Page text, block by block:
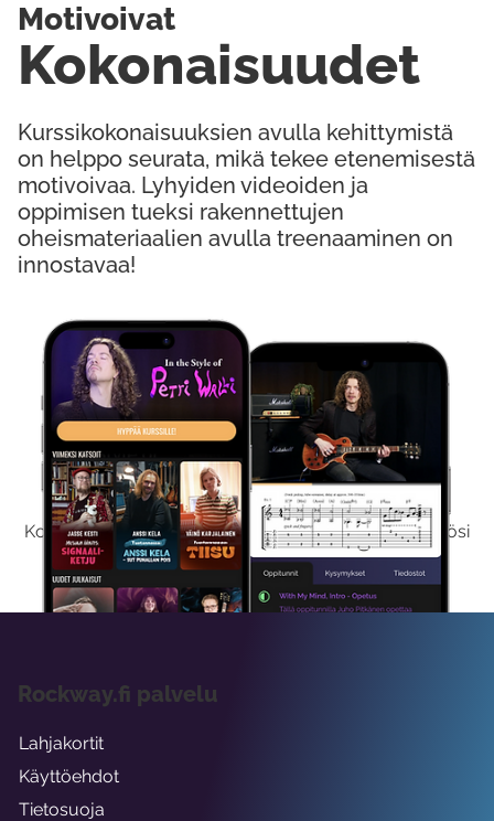
Kokeile Ilmaiseksi
Kokeilemalla ilmaiseksi saat koko sisältömme käyttöösi
viikon ajaksi.
Kurssikokonaisuuksien avulla kehittymistä
on helppo seurata, mikä tekee etenemisestä
motivoivaa. Lyhyiden videoiden ja
oppimisen tueksi rakennettujen
oheismateriaalien avulla treenaaminen on
innostavaa!
Kokonaisuudet
Motivoivat
Rockway.fi palvelu
Lahjakortit
Käyttöehdot
Tietosuoja